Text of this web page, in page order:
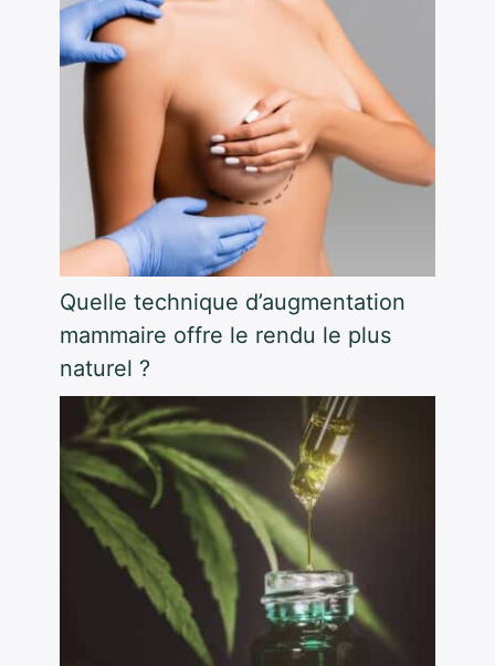
Quelle technique d’augmentation
mammaire offre le rendu le plus
naturel ?